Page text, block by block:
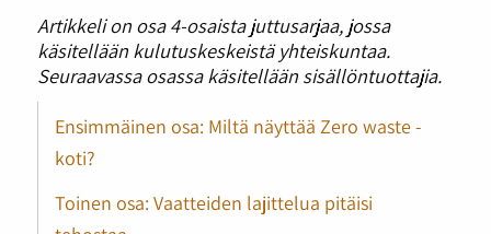
Artikkeli on osa 4-osaista juttusarjaa, jossa
käsitellään kulutuskeskeistä yhteiskuntaa.
Seuraavassa osassa käsitellään sisällöntuottajia.
Ensimmäinen osa: Miltä näyttää Zero waste -
koti?
Toinen osa: Vaatteiden lajittelua pitäisi